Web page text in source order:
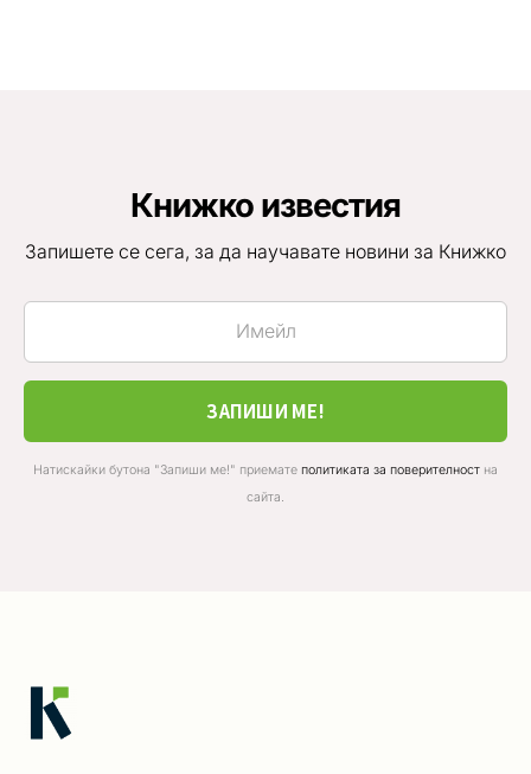
Книжко известия
Запишете се сега, за да научавате новини за Книжко
ЗАПИШИ МЕ!
Натискайки бутона "Запиши ме!" приемате политиката за поверителност на
сайта.